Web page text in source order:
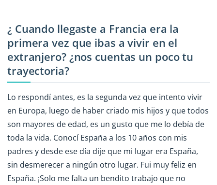
¿ Cuando llegaste a Francia era la
primera vez que ibas a vivir en el
extranjero? ¿nos cuentas un poco tu
trayectoria?
Lo respondí antes, es la segunda vez que intento vivir
en Europa, luego de haber criado mis hijos y que todos
son mayores de edad, es un gusto que me lo debía de
toda la vida. Conocí España a los 10 años con mis
padres y desde ese día dije que mi lugar era España,
sin desmerecer a ningún otro lugar. Fui muy feliz en
España. ¡Solo me falta un bendito trabajo que no